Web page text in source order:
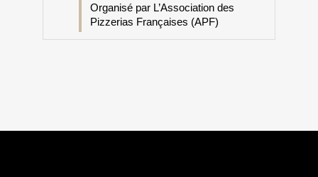
Organisé par L’Association des
Pizzerias Françaises (APF)